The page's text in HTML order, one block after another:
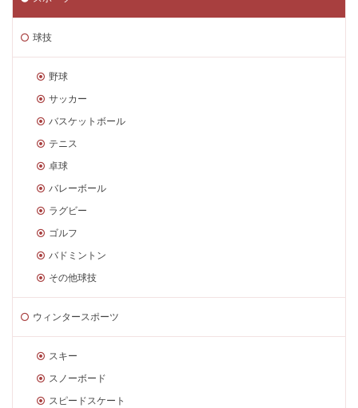
球技
野球
サッカー
バスケットボール
テニス
卓球
バレーボール
ラグビー
ゴルフ
バドミントン
その他球技
ウィンタースポーツ
スキー
スノーボード
スピードスケート